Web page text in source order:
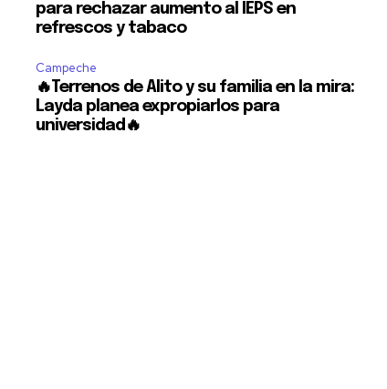
para rechazar aumento al IEPS en
refrescos y tabaco
Campeche
🔥Terrenos de Alito y su familia en la mira:
Layda planea expropiarlos para
universidad🔥